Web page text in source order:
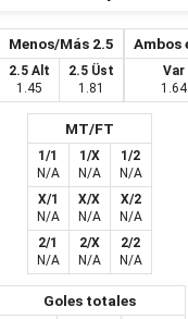
Menos/Más 2.5
2.5 Alt
1.45
2.5 Üst
1.81
Ambos
Var
1.64
MT/FT
1/1
N/A
1/X
N/A
1/2
N/A
X/1
N/A
X/X
N/A
X/2
N/A
2/1
N/A
2/X
N/A
2/2
N/A
Goles totales